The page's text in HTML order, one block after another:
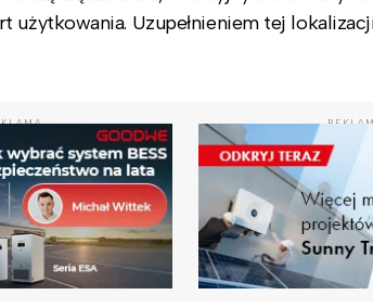
Uzupełnieniem tej